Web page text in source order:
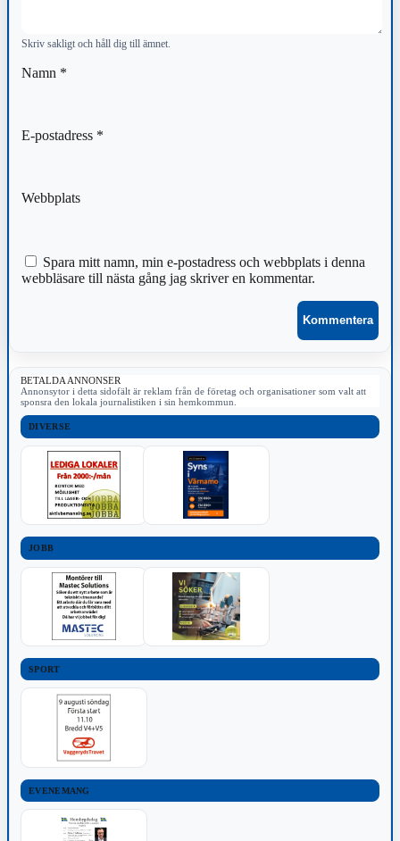
Skriv sakligt och håll dig till ämnet.
Namn *
E-postadress *
Webbplats
Spara mitt namn, min e-postadress och webbplats i denna
webbläsare till nästa gång jag skriver en kommentar.
BETALDA ANNONSER
Annonsytor i detta sidofält är reklam från de företag och organisationer som valt att
sponsra den lokala journalistiken i sin hemkommun.
DIVERSE
JOBB
SPORT
EVENEMANG